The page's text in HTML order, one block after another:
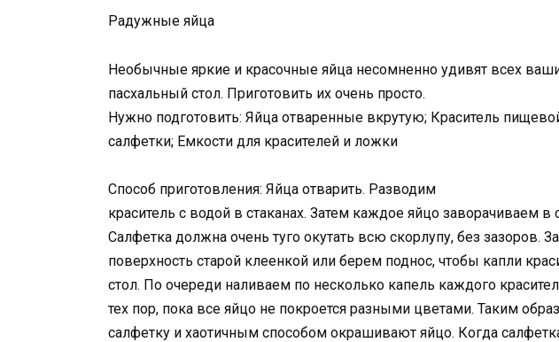
Радужные яйца
Необычные яркие и красочные яйца несомненно удивят всех
пасхальный стол. Приготовить их очень просто.
Нужно подготовить: Яйца отваренные вкрутую; Краситель
салфетки; Емкости для красителей и ложки
Способ приготовления: Яйца отварить. Разводим
краситель с водой в стаканах. Затем каждое яйцо заворачиваем в
Салфетка должна очень туго окутать всю скорлупу, без зазоров.
поверхность старой клеенкой или берем поднос, чтобы капли
стол. По очереди наливаем по несколько капель каждого
тех пор, пока все яйцо не покроется разными цветами. Таким
салфетку и хаотичным способом окрашивают яйцо. Когда